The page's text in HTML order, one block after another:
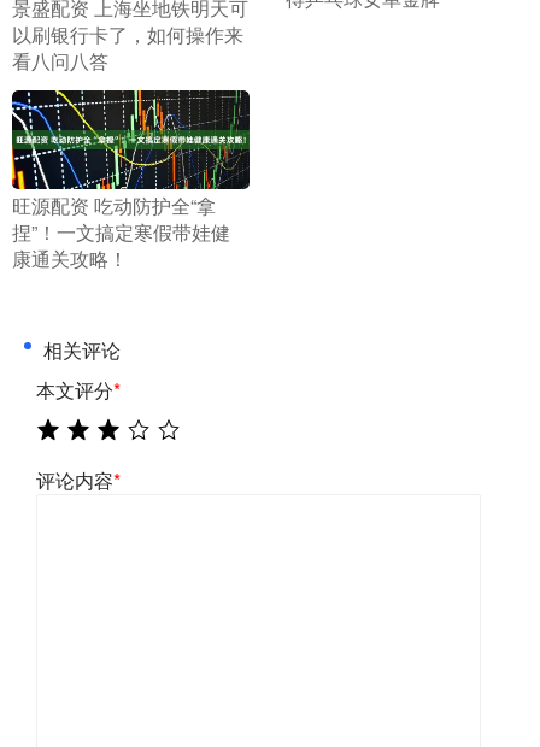
​景盛配资 上海坐地铁明天可
以刷银行卡了，如何操作来
看八问八答
​旺源配资 吃动防护全“拿
捏”！一文搞定寒假带娃健
康通关攻略！
相关评论
本文评分*
评论内容*